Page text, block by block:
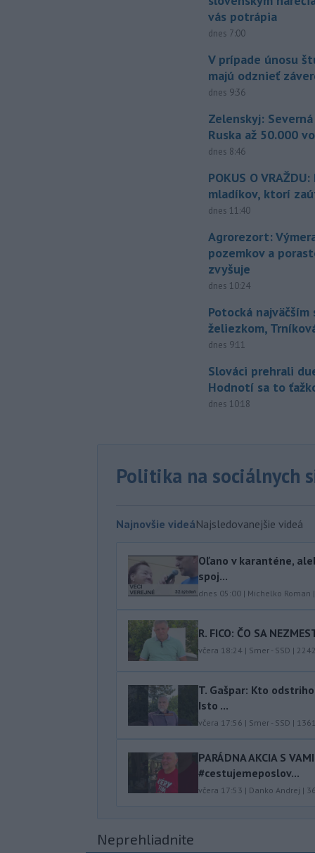
vás potrápia
dnes 7:00
V prípade únosu
majú odznieť
dnes 9:36
Zelenskyj:
Ruska až 50.000
dnes 8:46
POKUS O
mladíkov, ktorí
dnes 11:40
Agrorezort:
pozemkov a
zvyšuje
dnes 10:24
Potocká najväčším
želiezkom,
dnes 9:11
Slováci prehrali
Hodnotí sa to
dnes 10:18
Politika na sociálnych
Najnovšie videáNajsledovanejšie videá
Oľano v karanténe,
spoj...
dnes 05:00 | Michelko Roman |
R. FICO: ČO SA
včera 18:24 | Smer - SSD |
T. Gašpar: Kto
Isto ...
včera 17:56 | Smer - SSD |
PARÁDNA AKCIA S
#cestujemeposlov...
včera 17:53 | Danko Andrej |
Neprehliadnite